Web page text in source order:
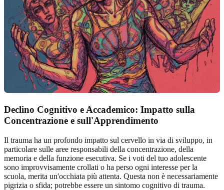
Declino Cognitivo e Accademico: Impatto sulla
Concentrazione e sull'Apprendimento
Il trauma ha un profondo impatto sul cervello in via di sviluppo, in
particolare sulle aree responsabili della concentrazione, della
memoria e della funzione esecutiva. Se i voti del tuo adolescente
sono improvvisamente crollati o ha perso ogni interesse per la
scuola, merita un'occhiata più attenta. Questa non è necessariamente
pigrizia o sfida; potrebbe essere un sintomo cognitivo di trauma.